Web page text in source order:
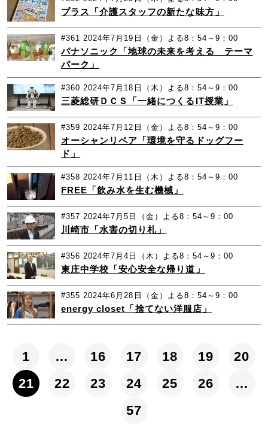
プラス「介護スタッフの新たな味方」
#361 2024年7月19日（金）よる8：54～9：00
パナソニック「地球の未来を考える テーマ
パーク」
#360 2024年7月18日（木）よる8：54～9：00
三菱総研ＤＣＳ「一緒につくるIT授業」
#359 2024年7月12日（金）よる8：54～9：00
オーシャンリペア「環境を守るドッグフー
ド」
#358 2024年7月11日（木）よる8：54～9：00
FREE「飲み水を生む機械」
#357 2024年7月5日（金）よる8：54～9：00
川崎市「水害の切り札」
#356 2024年7月4日（木）よる8：54～9：00
東庄中学校「安心安全な帰り道」
#355 2024年6月28日（金）よる8：54～9：00
energy closet「捨てない洋服店」
1 … 16 17 18 19
20
21
22 23 24 25 26
…
57